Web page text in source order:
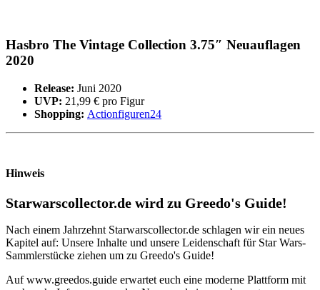
Hasbro The Vintage Collection 3.75″ Neuauflagen
2020
Release: Juni 2020
UVP: 21,99 € pro Figur
Shopping: Actionfiguren24
Hinweis
Starwarscollector.de wird zu Greedo's Guide!
Nach einem Jahrzehnt Starwarscollector.de schlagen wir ein neues
Kapitel auf: Unsere Inhalte und unsere Leidenschaft für Star Wars-
Sammlerstücke ziehen um zu Greedo's Guide!
Auf www.greedos.guide erwartet euch eine moderne Plattform mit